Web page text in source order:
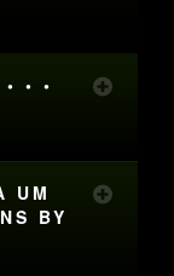
• •
UM
BY